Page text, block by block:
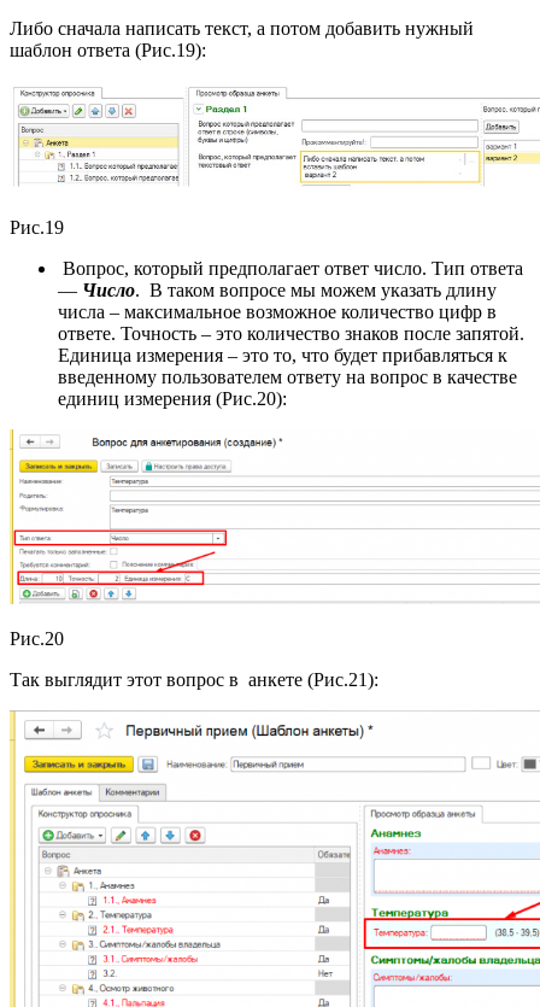
Либо сначала написать текст, а потом добавить нужный
шаблон ответа (Рис.19):
Рис.19
Вопрос, который предполагает ответ число. Тип ответа
— Число. В таком вопросе мы можем указать длину
числа – максимальное возможное количество цифр в
ответе. Точность – это количество знаков после запятой.
Единица измерения – это то, что будет прибавляться к
введенному пользователем ответу на вопрос в качестве
единиц измерения (Рис.20):
Рис.20
Так выглядит этот вопрос в анкете (Рис.21):